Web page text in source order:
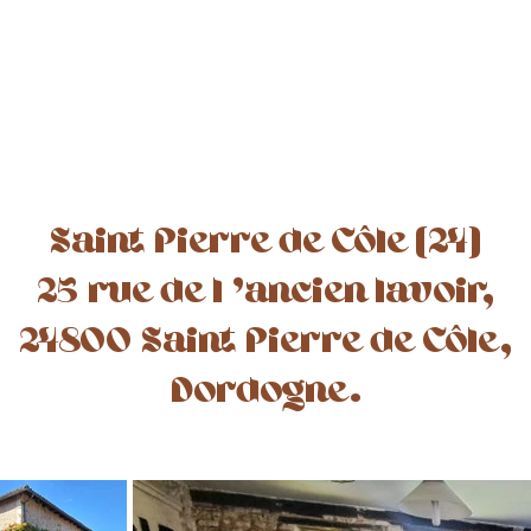
Saint Pierre de Côle (24)
25 rue de l 'ancien lavoir,
24800 Saint Pierre de Côle,
Dordogne.